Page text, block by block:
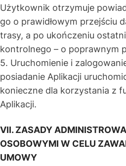
Użytkownik otrzymuje
go o prawidłowym przejściu
trasy, a po ukończeniu
kontrolnego – o poprawnym
5. Uruchomienie i
posiadanie Aplikacji
konieczne dla korzystania z
Aplikacji.
VII. ZASADY
OSOBOWYMI W CELU
UMOWY